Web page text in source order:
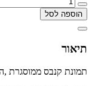
הוספה לסל
תיאור
תמונת קנבס ממוסגרת